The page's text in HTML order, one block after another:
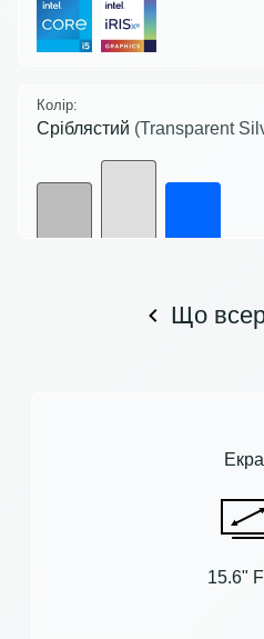
Колір:
Сріблястий (Transparent
Що
15.6"